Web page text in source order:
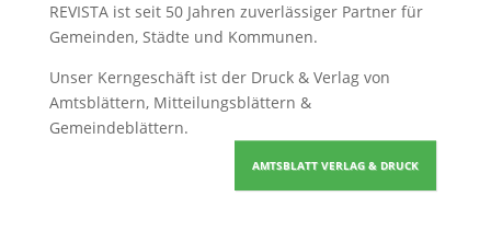
REVISTA ist seit 50 Jahren zuverlässiger Partner für
Gemeinden, Städte und Kommunen.
Unser Kerngeschäft ist der Druck & Verlag von
Amtsblättern, Mitteilungsblättern &
Gemeindeblättern.
AMTSBLATT VERLAG & DRUCK